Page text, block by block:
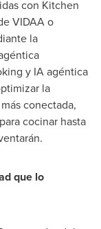
con Kitchen
VIDAA o
la
y IA agéntica
la
conectada,
cocinar hasta
que lo